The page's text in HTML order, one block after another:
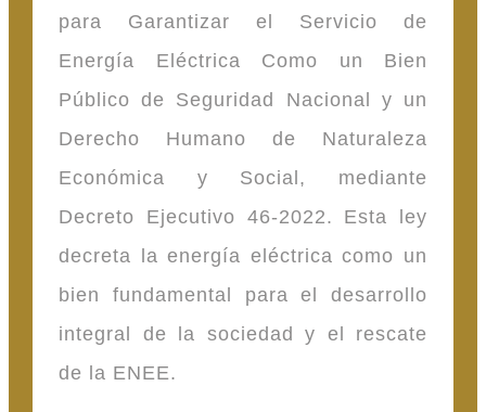
para Garantizar el Servicio de
Energía Eléctrica Como un Bien
Público de Seguridad Nacional y un
Derecho Humano de Naturaleza
Económica y Social, mediante
Decreto Ejecutivo 46-2022. Esta ley
decreta la energía eléctrica como un
bien fundamental para el desarrollo
integral de la sociedad y el rescate
de la ENEE.